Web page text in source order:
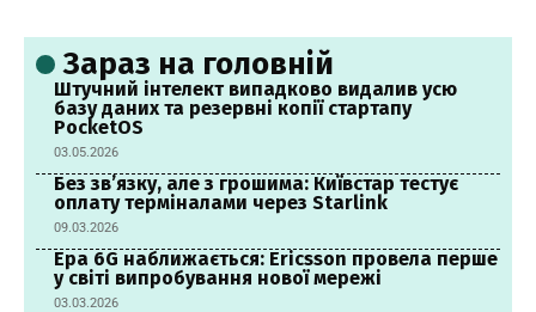
Зараз на головній
Штучний інтелект випадково видалив усю
базу даних та резервні копії стартапу
PocketOS
03.05.2026
Без зв’язку, але з грошима: Київстар тестує
оплату терміналами через Starlink
09.03.2026
Ера 6G наближається: Ericsson провела перше
у світі випробування нової мережі
03.03.2026